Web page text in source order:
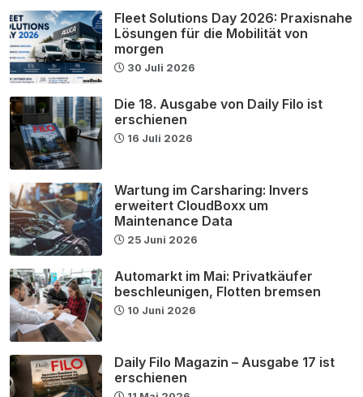
Fleet Solutions Day 2026: Praxisnahe
Lösungen für die Mobilität von
morgen
30 Juli 2026
Die 18. Ausgabe von Daily Filo ist
erschienen
16 Juli 2026
Wartung im Carsharing: Invers
erweitert CloudBoxx um
Maintenance Data
25 Juni 2026
Automarkt im Mai: Privatkäufer
beschleunigen, Flotten bremsen
10 Juni 2026
Daily Filo Magazin – Ausgabe 17 ist
erschienen